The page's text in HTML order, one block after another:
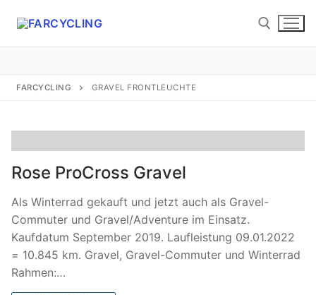
Inhalt
Suchen
Startseite
About
Etwas Radhistorie
FARCYCLING GRAVEL FRONTLEUCHTE
Rose ProCross Gravel
Als Winterrad gekauft und jetzt auch als Gravel-
Commuter und Gravel/Adventure im Einsatz.
Kaufdatum September 2019. Laufleistung 09.01.2022
= 10.845 km. Gravel, Gravel-Commuter und Winterrad
Rahmen:…